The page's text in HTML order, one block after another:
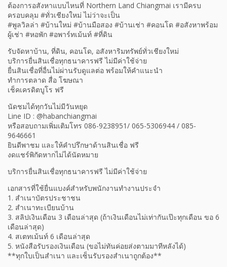
ต้องการอสังหาแบบไหนที่ Northern Land Chiangmai เรามีครบ
ครอบคลุม #ทั่วเชียงใหม่ ไม่ว่าจะเป็น
#พูลวิลล่า #บ้านใหม่ #บ้านมือสอง #บ้านเช่า #คอนโด #อสังหาพร้อม
ผู้เช่า #หอพัก #อพาร์ทเม้นท์ #ที่ดิน
รับจัดหาบ้าน, ที่ดิน, คอนโด, อสังหาริมทรัพย์ทั่วเชียงใหม่
บริการยื่นสินเชื่อทุกธนาคารฟรี ไม่มีค่าใช้จ่าย
ยื่นสินเชื่อที่อื่นไม่ผ่านรับดูแลต่อ พร้อมให้คำแนะนำ
ทำการตลาด สื่อ โฆษณา
เช็คเครดิตบูโร ฟรี
นัดชมได้ทุกวันไม่มีวันหยุด
Line ID : @habanchiangmai
หรือสอบถามเพิ่มเติมโทร 086-9238951/ 065-5306944 / 085-
9646661
ยินดีพาชม และให้คำปรึกษาด้านสินเชื่อ ฟรี
งดแชร์พิกัดหากไม่ได้นัดหมาย
บริการยื่นสินเชื่อทุกธนาคารฟรี ไม่มีค่าใช้จ่าย
เอกสารที่ใช้ยื่นแบงค์สำหรับพนักงานทำงานประจำ
1. สำเนาบัตรประชาชน
2. สำเนาทะเบียนบ้าน
3. สลิปเงินเดือน 3 เดือนล่าสุด (ถ้าเงินเดือนไม่เท่ากันเป๊ะทุกเดือน ขอ 6
เดือนล่าสุด)
4. สเตทเม้นท์ 6 เดือนล่าสุด
5. หนังสือรับรองเงินเดือน (ขอไม่ทันค่อยส่งตามมาทีหลังได้)
**ทุกใบเป็นสำเนา และเซ็นรับรองสำเนาถูกต้อง**